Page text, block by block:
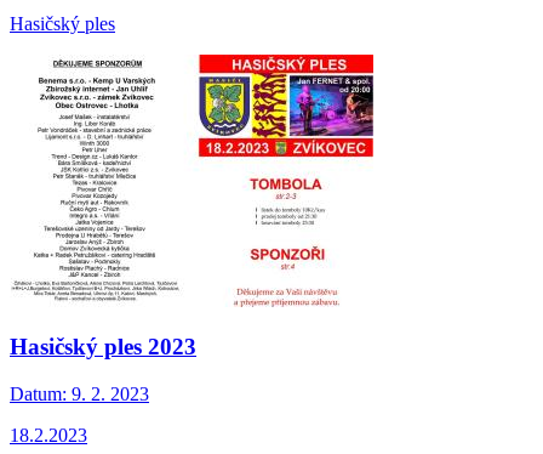
Hasičský ples
Hasičský ples 2023
Datum: 9. 2. 2023
18.2.2023